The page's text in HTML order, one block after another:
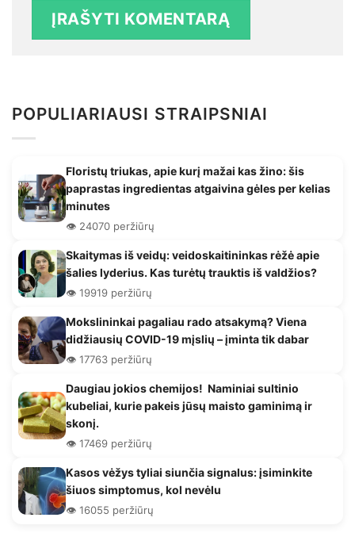
POPULIARIAUSI STRAIPSNIAI
Floristų triukas, apie kurį mažai kas žino: šis
paprastas ingredientas atgaivina gėles per kelias
minutes
👁️ 24070 peržiūrų
Skaitymas iš veidų: veidoskaitininkas rėžė apie
šalies lyderius. Kas turėtų trauktis iš valdžios?
👁️ 19919 peržiūrų
Mokslininkai pagaliau rado atsakymą? Viena
didžiausių COVID-19 mįslių – įminta tik dabar
👁️ 17763 peržiūrų
Daugiau jokios chemijos! Naminiai sultinio
kubeliai, kurie pakeis jūsų maisto gaminimą ir
skonį.
👁️ 17469 peržiūrų
Kasos vėžys tyliai siunčia signalus: įsiminkite
šiuos simptomus, kol nevėlu
👁️ 16055 peržiūrų